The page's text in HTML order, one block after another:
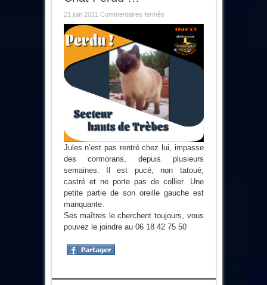
21 juin 2021 Commentaires ferméssur
Perdu
Jules n’est pas rentré chez lui, impasse
des cormorans, depuis plusieurs
semaines. Il est pucé, non tatoué,
castré et ne porte pas de collier. Une
petite partie de son oreille gauche est
manquante.
Ses maîtres le cherchent toujours, vous
pouvez le joindre au 06 18 42 75 50